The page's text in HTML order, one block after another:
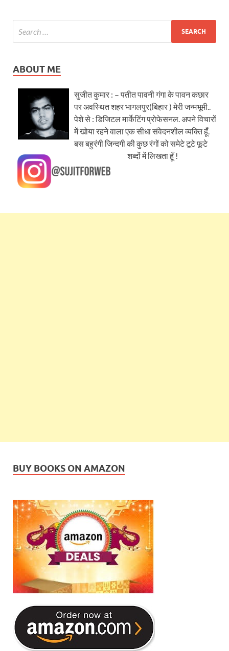
ABOUT ME
सुजीत कुमार : – पतीत पावनी गंगा के पावन कछार
पर अवस्थित शहर भागलपुर(बिहार ) मेरी जन्मभूमी..
पेशे से : डिजिटल मार्केटिंग प्रोफेसनल. अपने विचारों
में खोया रहने वाला एक सीधा संवेदनशील व्यक्ति हूँ.
बस बहुरंगी जिन्दगी की कुछ रंगों को समेटे टूटे फूटे
शब्दों में लिखता हूँ !
BUY BOOKS ON AMAZON